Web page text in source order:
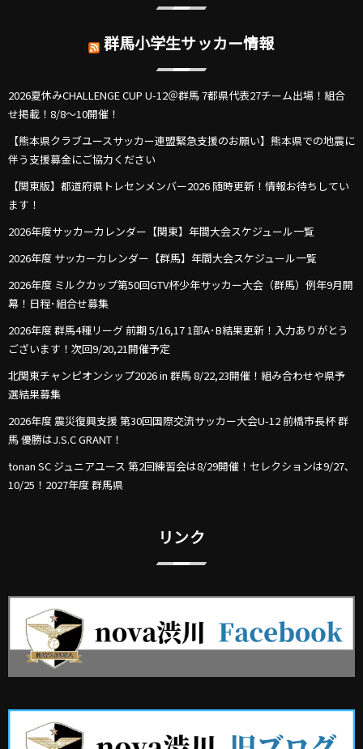
群馬小学生サッカー情報
2026夏休みCHALLENGE CUP U-12＠群馬 7都県代表27チーム出場！組合
せ掲載！8/8～10開催！
【熊本県クラブユースサッカー連盟緊急支援のお願い】熊本県での地震に
伴う支援募金にご協力ください
【関東版】都道府県トレセンメンバー2026 随時更新！情報お待ちしてい
ます！
2026年度サッカーカレンダー【関東】年間大会スケジュール一覧
2026年度 サッカーカレンダー【群馬】年間大会スケジュール一覧
2026年度 ミルクカップ第50回GTV杯少年サッカー大会（群馬）例年9月開
幕！日程･組合せ募集
2026年度 群馬4種リーグ 前期 5/16,17 1部A･B結果更新！入力ありがとう
ございます！次回9/20,21開催予定
北関東チャンピオンシップ2026 in 群馬 8/22,23開催！組み合わせや県予
選結果募集
2026年度 震災復興支援 第30回国際交流サッカー大会U-12 前橋市長杯 群
馬 優勝はJ.S.C GRANT！
tonan SC ジュニアユース 第2回練習会は8/29開催！セレクションは9/27､
10/25！2027年度 群馬県
リンク